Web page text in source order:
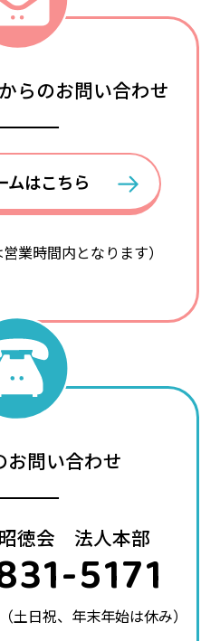
らのお問い合わせ
ムはこちら
業時間内となります）
お問い合わせ
徳会 法人本部
5171
土日祝、年末年始は休み）